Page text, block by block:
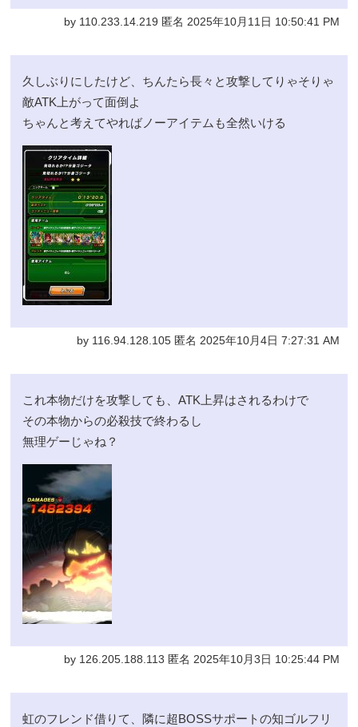
by 110.233.14.219 匿名 2025年10月11日 10:50:41 PM
久しぶりにしたけど、ちんたら長々と攻撃してりゃそりゃ
敵ATK上がって面倒よ
ちゃんと考えてやればノーアイテムも全然いける
by 116.94.128.105 匿名 2025年10月4日 7:27:31 AM
これ本物だけを攻撃しても、ATK上昇はされるわけで
その本物からの必殺技で終わるし
無理ゲーじゃね？
by 126.205.188.113 匿名 2025年10月3日 10:25:44 PM
虹のフレンド借りて、隣に超BOSSサポートの知ゴルフリ